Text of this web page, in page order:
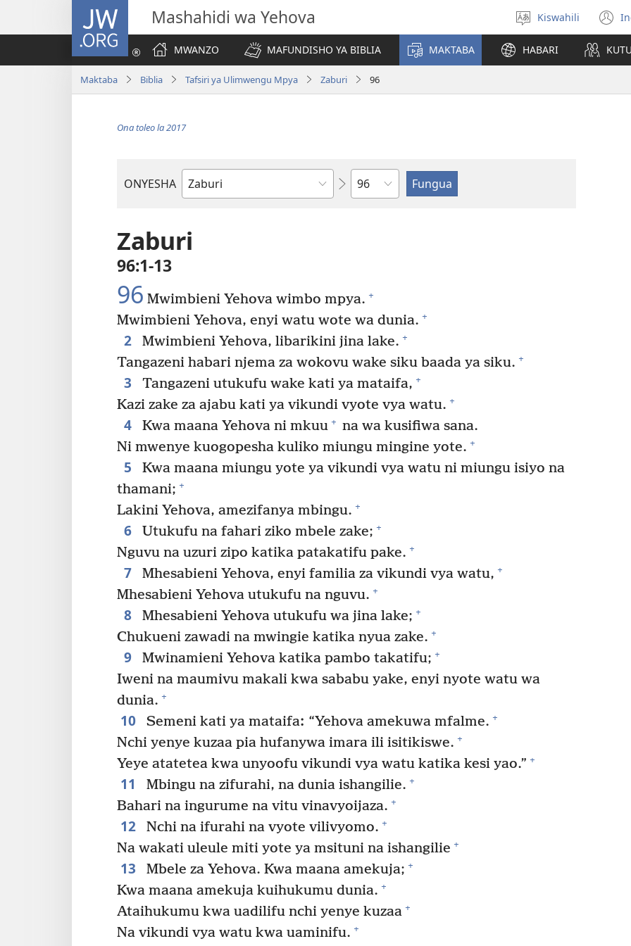
JW.ORG Mashahidi wa Yehova
Chagua
lugha
Kiswahili
MWANZO
MAFUNDISHO YA BIBLIA MAKTABA HABARI
Maktaba Biblia Tafsiri ya Ulimwengu Mpya Zaburi 96
Ona toleo la 2017
ONYESHA
Kitabu
Biblia
Sura
Zaburi
96:1-13
96 Mwimbieni Yehova wimbo mpya. +
Mwimbieni Yehova, enyi watu wote wa dunia. +
2 Mwimbieni Yehova, libarikini jina lake. +
Tangazeni habari njema za wokovu wake siku baada ya siku. +
3 Tangazeni utukufu wake kati ya mataifa, +
Kazi zake za ajabu kati ya vikundi vyote vya watu. +
4 Kwa maana Yehova ni mkuu + na wa kusifiwa sana.
Ni mwenye kuogopesha kuliko miungu mingine yote. +
5
Kwa maana miungu yote ya vikundi vya watu ni miungu isiyo na
thamani; +
Lakini Yehova, amezifanya mbingu. +
6 Utukufu na fahari ziko mbele zake; +
Nguvu na uzuri zipo katika patakatifu pake. +
7 Mhesabieni Yehova, enyi familia za vikundi vya watu, +
Mhesabieni Yehova utukufu na nguvu. +
8 Mhesabieni Yehova utukufu wa jina lake; +
Chukueni zawadi na mwingie katika nyua zake. +
9 Mwinamieni Yehova katika pambo takatifu; +
Iweni na maumivu makali kwa sababu yake, enyi nyote watu wa
dunia. +
10 Semeni kati ya mataifa: “Yehova amekuwa mfalme. +
Nchi yenye kuzaa pia hufanywa imara ili isitikiswe. +
Yeye atatetea kwa unyoofu vikundi vya watu katika kesi yao.” +
11 Mbingu na zifurahi, na dunia ishangilie. +
Bahari na ingurume na vitu vinavyoijaza. +
12 Nchi na ifurahi na vyote vilivyomo. +
Na wakati uleule miti yote ya msituni na ishangilie +
13 Mbele za Yehova. Kwa maana amekuja; +
Kwa maana amekuja kuihukumu dunia. +
Ataihukumu kwa uadilifu nchi yenye kuzaa +
Na vikundi vya watu kwa uaminifu. +